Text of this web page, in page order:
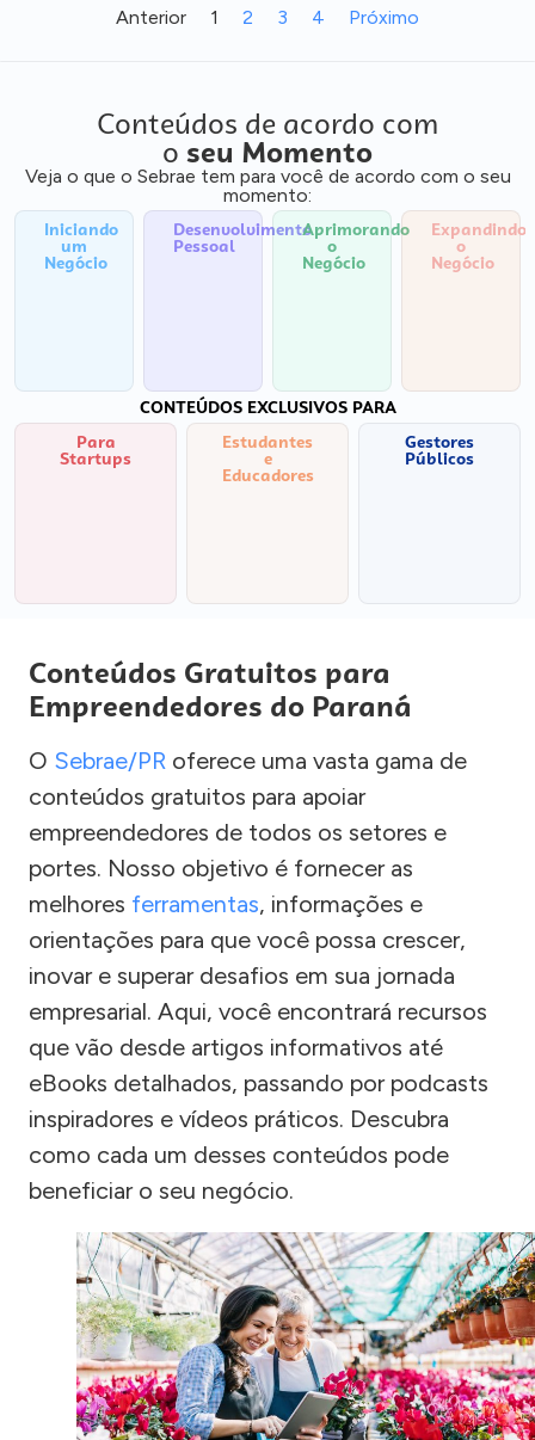
Anterior 1 2 3 4 Próximo
Conteúdos de acordo com
o seu Momento
Veja o que o Sebrae tem para você de acordo com o seu
momento:
Iniciando
um
Negócio
Desenvolvimento
Pessoal
Aprimorando
o
Negócio
Expandindo
o
Negócio
CONTEÚDOS EXCLUSIVOS PARA
Para
Startups
Estudantes
e
Educadores
Gestores
Públicos
Conteúdos Gratuitos para
Empreendedores do Paraná
O Sebrae/PR oferece uma vasta gama de
conteúdos gratuitos para apoiar
empreendedores de todos os setores e
portes. Nosso objetivo é fornecer as
melhores ferramentas, informações e
orientações para que você possa crescer,
inovar e superar desafios em sua jornada
empresarial. Aqui, você encontrará recursos
que vão desde artigos informativos até
eBooks detalhados, passando por podcasts
inspiradores e vídeos práticos. Descubra
como cada um desses conteúdos pode
beneficiar o seu negócio.